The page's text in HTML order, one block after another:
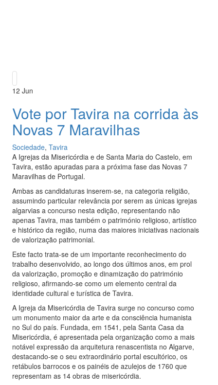
12 Jun
Vote por Tavira na corrida às
Novas 7 Maravilhas
Sociedade, Tavira
A Igrejas da Misericórdia e de Santa Maria do Castelo, em
Tavira, estão apuradas para a próxima fase das Novas 7
Maravilhas de Portugal.
Ambas as candidaturas inserem-se, na categoria religião,
assumindo particular relevância por serem as únicas igrejas
algarvias a concurso nesta edição, representando não
apenas Tavira, mas também o património religioso, artístico
e histórico da região, numa das maiores iniciativas nacionais
de valorização patrimonial.
Este facto trata-se de um importante reconhecimento do
trabalho desenvolvido, ao longo dos últimos anos, em prol
da valorização, promoção e dinamização do património
religioso, afirmando-se como um elemento central da
identidade cultural e turística de Tavira.
A Igreja da Misericórdia de Tavira surge no concurso como
um monumento maior da arte e da consciência humanista
no Sul do país. Fundada, em 1541, pela Santa Casa da
Misericórdia, é apresentada pela organização como a mais
notável expressão da arquitetura renascentista no Algarve,
destacando-se o seu extraordinário portal escultórico, os
retábulos barrocos e os painéis de azulejos de 1760 que
representam as 14 obras de misericórdia.